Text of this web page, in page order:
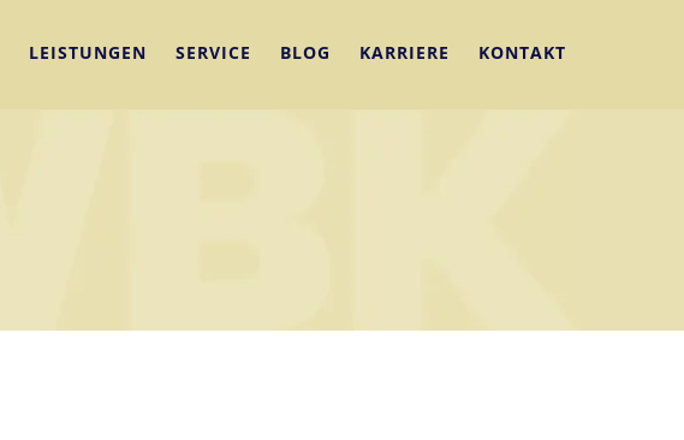
LEISTUNGEN SERVICE BLOG KARRIERE KONTAKT